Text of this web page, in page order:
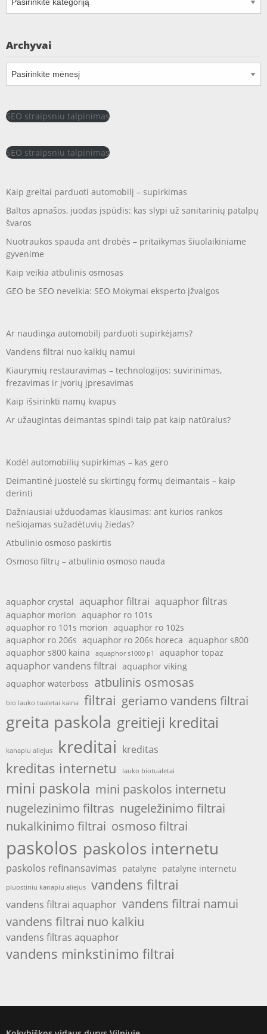
Archyvai
SEO straipsniu talpinimas
SEO straipsniu talpinimas
Kaip greitai parduoti automobilį – supirkimas
Baltos apnašos, juodas įspūdis: kas slypi už sanitarinių patalpų
švaros
Nuotraukos spauda ant drobės – pritaikymas šiuolaikiniame
gyvenime
Kaip veikia atbulinis osmosas
GEO be SEO neveikia: SEO Mokymai eksperto įžvalgos
Ar naudinga automobilį parduoti supirkėjams?
Vandens filtrai nuo kalkių namui
Kiaurymių restauravimas – technologijos: suvirinimas,
frezavimas ir įvorių įpresavimas
Kaip išsirinkti namų kvapus
Ar užaugintas deimantas spindi taip pat kaip natūralus?
Kodėl automobilių supirkimas – kas gero
Deimantinė juostelė su skirtingų formų deimantais – kaip
derinti
Dažniausiai užduodamas klausimas: ant kurios rankos
nešiojamas sužadėtuvių žiedas?
Atbulinio osmoso paskirtis
Osmoso filtrų – atbulinio osmoso nauda
aquaphor crystal aquaphor filtrai aquaphor filtras
aquaphor morion aquaphor ro 101s
aquaphor ro 101s morion aquaphor ro 102s
aquaphor ro 206s aquaphor ro 206s horeca aquaphor s800
aquaphor s800 kaina
aquaphor s1000 p1 aquaphor topaz
aquaphor vandens filtrai aquaphor viking
aquaphor waterboss atbulinis osmosas
bio lauko tualetai kaina filtrai geriamo vandens filtrai
greita paskola greitieji kreditai
kanapiu aliejus kreditai kreditas
kreditas internetu lauko biotualetai
mini paskola mini paskolos internetu
nugelezinimo filtras nugeležinimo filtrai
nukalkinimo filtrai osmoso filtrai
paskolos paskolos internetu
paskolos refinansavimas patalyne patalyne internetu
pluostiniu kanapiu aliejus vandens filtrai
vandens filtrai aquaphor vandens filtrai namui
vandens filtrai nuo kalkiu
vandens filtras aquaphor
vandens minkstinimo filtrai